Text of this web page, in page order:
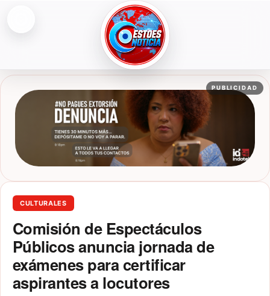
ESTOESNOTICIA|NOTICIAS
PUBLICIDAD
CULTURALES
Comisión de Espectáculos
Públicos anuncia jornada de
exámenes para certificar
aspirantes a locutores